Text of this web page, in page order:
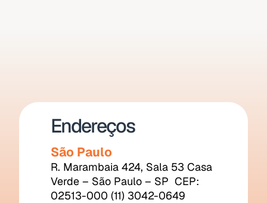
Endereços
São Paulo
R. Marambaia 424, Sala 53 Casa
Verde – São Paulo – SP  CEP:
02513-000 (11) 3042-0649